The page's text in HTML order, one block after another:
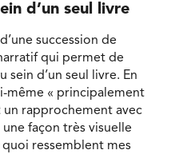
d’un seul livre
succession de
qui permet de
sein d’un seul livre. En
même « principalement
rapprochement avec
une façon très visuelle
quoi ressemblent mes